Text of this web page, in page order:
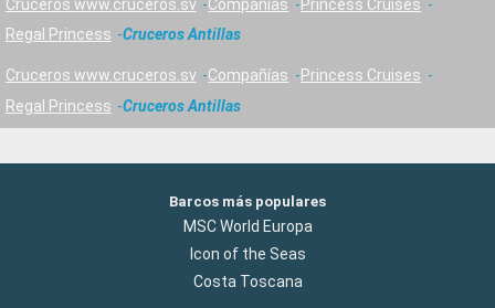
Cruceros www.cruceros.sv Compañías
Princess Cruises
Regal Princess
Cruceros Antillas
Cruceros www.cruceros.sv Compañías
Princess Cruises
Regal Princess
Cruceros Antillas
Barcos más populares
MSC World Europa
Icon of the Seas
Costa Toscana